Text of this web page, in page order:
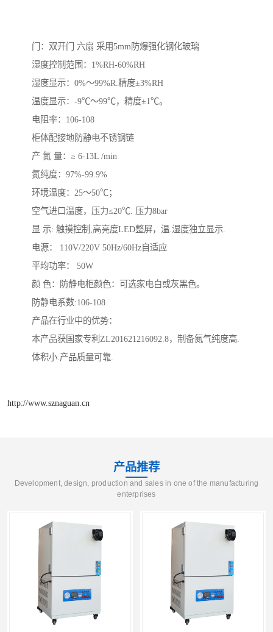
门：双开门 六扇 采用5mm防爆强化钢化玻璃
湿度控制范围：1%RH-60%RH
湿度显示：0%～99%R.精度±3%RH
温度显示：-9℃～99℃，精度±1℃。
电阻率：106-108
柜体配接地防静电不锈钢链
产 氮 量：≥ 6-13L /min
氮纯度：97%-99.9%
环境温度：25～50℃；
空气进口温度，压力≤20℃. 压力8bar
显 示: 触摸控制,高亮度LED整屏，温.湿度独立显示.
电源： 110V/220V 50Hz/60Hz自适应
平均功率： 50W
颜 色：防静电柜颜色：可选家电白或灰黑色。
防静电系数:106-108
产品在行业中的优势：
本产品获国家专利ZL201621216092.8，制备氮气纯度高.
体积小.产品质量可靠.
http://www.sznaguan.cn
产品推荐
Development, design, production and sales in one of the manufacturing
enterprises